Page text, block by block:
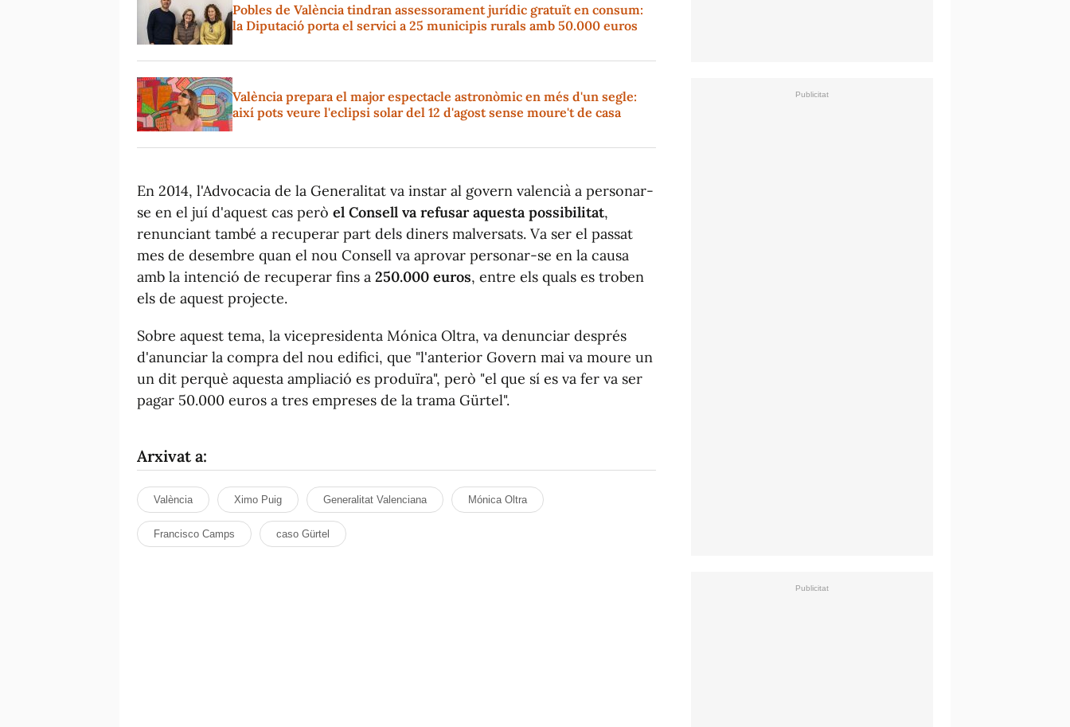
Pobles de València tindran assessorament jurídic gratuït en consum:
la Diputació porta el servici a 25 municipis rurals amb 50.000 euros
València prepara el major espectacle astronòmic en més d'un segle:
així pots veure l'eclipsi solar del 12 d'agost sense moure't de casa
En 2014, l'Advocacia de la Generalitat va instar al govern valencià a personar-
se en el juí d'aquest cas però el Consell va refusar aquesta possibilitat,
renunciant també a recuperar part dels diners malversats. Va ser el passat
mes de desembre quan el nou Consell va aprovar personar-se en la causa
amb la intenció de recuperar fins a 250.000 euros, entre els quals es troben
els de aquest projecte.
Sobre aquest tema, la vicepresidenta Mónica Oltra, va denunciar després
d'anunciar la compra del nou edifici, que "l'anterior Govern mai va moure un
un dit perquè aquesta ampliació es produïra", però "el que sí es va fer va ser
pagar 50.000 euros a tres empreses de la trama Gürtel".
Arxivat a:
València Ximo Puig Generalitat Valenciana Mónica Oltra
Francisco Camps caso Gürtel